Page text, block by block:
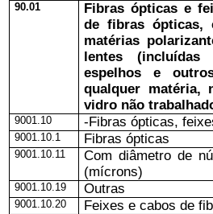
90.01
Fibras ópticas e
de fibras ópticas,
matérias
lentes
espelhos e
qualquer matéria,
vidro não
9001.10 -Fibras ópticas,
9001.10.1 Fibras ópticas
9001.10.11
Com diâmetro de
(mícrons)
9001.10.19 Outras
9001.10.20 Feixes e cabos de